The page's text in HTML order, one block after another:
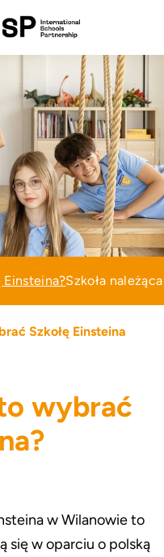
Szkoła
Szkołę Einsteina
wybrać
w Wilanowieto
się w oparciu o polską